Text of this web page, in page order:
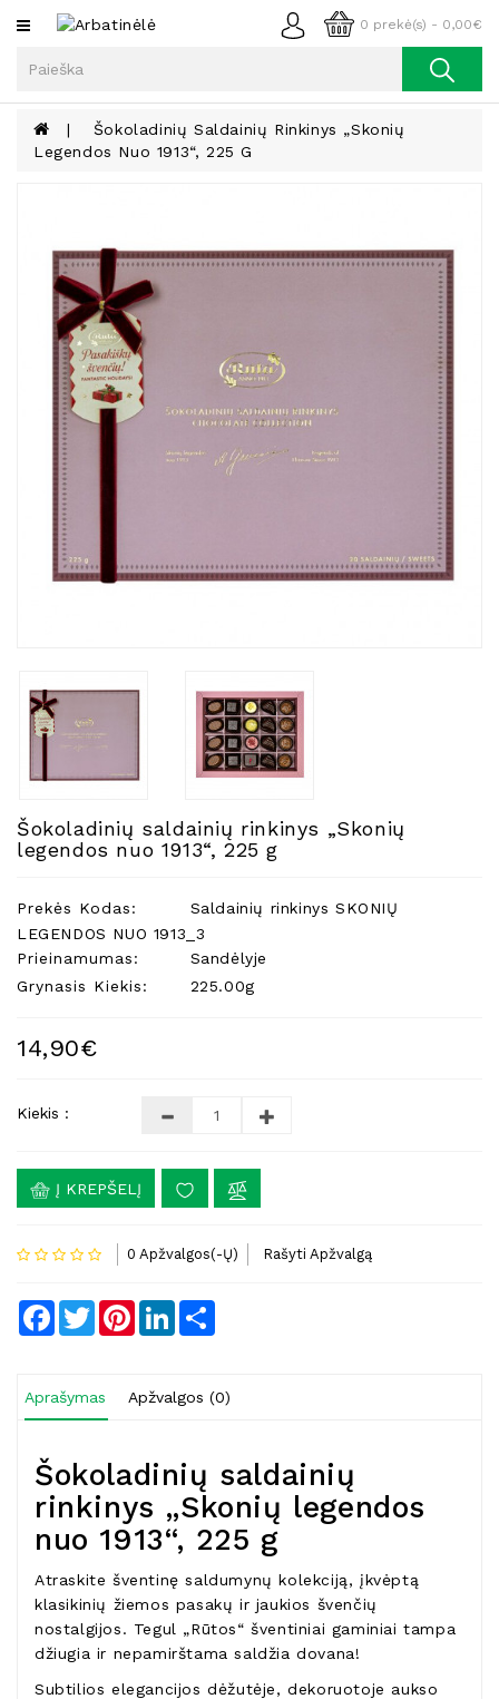
0 prekė(s) - 0,00€
Kategorijos
Kava
Prieskoniai
Sveikatai
Grožiui
Riešutai
Becukriai
Saldėsiai
Saldėsiai
Gurmanams
Natūralios
Žvakės
Namų
Kosmetika
Higienos
Pirties
Reikalai
Dovanos
Šokoladinių Saldainių Rinkinys „Skonių
Legendos Nuo 1913“, 225 G
Šokoladinių saldainių rinkinys „Skonių
legendos nuo 1913“, 225 g
Prekės Kodas:
Saldainių rinkinys SKONIŲ
LEGENDOS NUO 1913_3
Prieinamumas:
Sandėlyje
Grynasis Kiekis:
225.00g
14,90€
Kiekis :
Į KREPŠELĮ
0 Apžvalgos(-Ų) Rašyti Apžvalgą
Facebook
TwitterPinterestLinkedIn
Aprašymas Apžvalgos (0)
Šokoladinių saldainių
rinkinys „Skonių legendos
nuo 1913“, 225 g
Atraskite šventinę saldumynų kolekciją, įkvėptą
klasikinių žiemos pasakų ir jaukios švenčių
nostalgijos. Tegul „Rūtos“ šventiniai gaminiai tampa
džiugia ir nepamirštama saldžia dovana!
Subtilios elegancijos dėžutėje, dekoruotoje aukso